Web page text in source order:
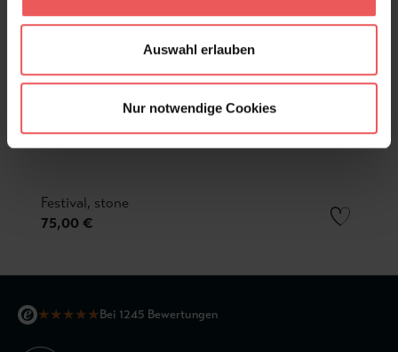
Auswahl erlauben
Nur notwendige Cookies
Festival, stone
75,00 €
★★★★★Bei 1245 Bewertungen